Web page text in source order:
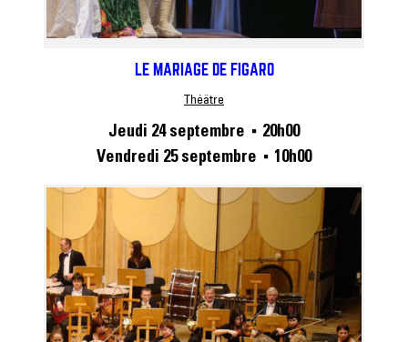
LE MARIAGE DE FIGARO
Théâtre
Jeudi 24 septembre ■
20h00
Vendredi 25 septembre
■ 10h00